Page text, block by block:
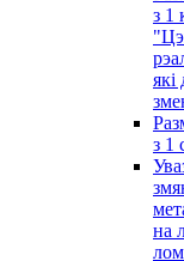
з 1
які
з 1
на